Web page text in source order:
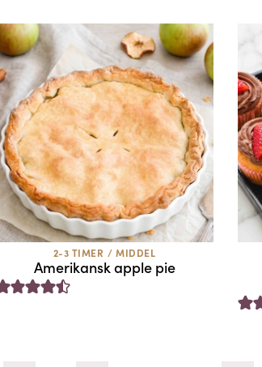
2-3 TIMER /MIDDEL
Amerikansk apple pie